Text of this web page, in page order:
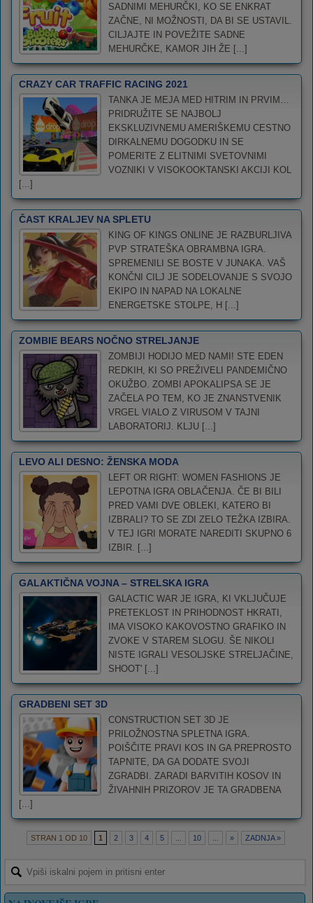
SADNIMI MEHURČKI, KO SE ENKRAT
ZAČNE, NI MOŽNOSTI, DA BI SE USTAVIL.
CILJAJTE IN POVEŽITE SADNE
MEHURČKE, KAMOR JIH ŽE [...]
CRAZY CAR TRAFFIC RACING 2021
TANKA JE MEJA MED HITRIM IN PRVIM…
PRIDRUŽITE SE NAJBOLJ
EKSKLUZIVNEMU AMERIŠKEMU CESTNO
DIRKALNEMU DOGODKU IN SE
POMERITE Z ELITNIMI SVETOVNIMI
VOZNIKI V VISOKOOKTANSKI AKCIJI KOL
[...]
ČAST KRALJEV NA SPLETU
KING OF KINGS ONLINE JE RAZBURLJIVA
PVP STRATEŠKA OBRAMBNA IGRA.
SPREMENILI SE BOSTE V JUNAKA. VAŠ
KONČNI CILJ JE SODELOVANJE S SVOJO
EKIPO IN NAPAD NA LOKALNE
ENERGETSKE STOLPE, H [...]
ZOMBIE BEARS NOČNO STRELJANJE
ZOMBIJI HODIJO MED NAMI! STE EDEN
REDKIH, KI SO PREŽIVELI PANDEMIČNO
OKUŽBO. ZOMBI APOKALIPSA SE JE
ZAČELA PO TEM, KO JE ZNANSTVENIK
VRGEL VIALO Z VIRUSOM V TAJNI
LABORATORIJ. KLJU [...]
LEVO ALI DESNO: ŽENSKA MODA
LEFT OR RIGHT: WOMEN FASHIONS JE
LEPOTNA IGRA OBLAČENJA. ČE BI BILI
PRED VAMI DVE OBLEKI, KATERO BI
IZBRALI? TO SE ZDI ZELO TEŽKA IZBIRA.
V TEJ IGRI MORATE NAREDITI SKUPNO 6
IZBIR. [...]
GALAKTIČNA VOJNA – STRELSKA IGRA
GALACTIC WAR JE IGRA, KI VKLJUČUJE
PRETEKLOST IN PRIHODNOST HKRATI,
IMA VISOKO KAKOVOSTNO GRAFIKO IN
ZVOKE V STAREM SLOGU. ŠE NIKOLI
NISTE IGRALI VESOLJSKE STRELJAČINE,
SHOOT' [...]
GRADBENI SET 3D
CONSTRUCTION SET 3D JE
PRILOŽNOSTNA SPLETNA IGRA.
POIŠČITE PRAVI KOS IN GA PREPROSTO
TAPNITE, DA GA DODATE SVOJI
ZGRADBI. ZARADI BARVITIH KOSOV IN
ŽIVAHNIH PRIZOROV JE TA GRADBENA
[...]
STRAN 1 OD 10 1 2 3 4 5 10 » ZADNJA »